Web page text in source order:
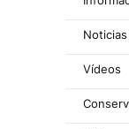
Vídeos